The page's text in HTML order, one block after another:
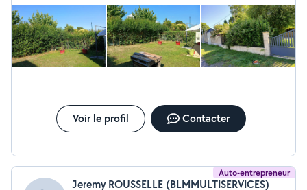
a mes coordonnées Merci et je Me ferrer un plaisir
d'intervenir, Pour vous faire un devis Merci Avec une
remise de -20%
Voir le profil Contacter
Auto-entrepreneur
Jeremy ROUSSELLE (BLMMULTISERVICES)